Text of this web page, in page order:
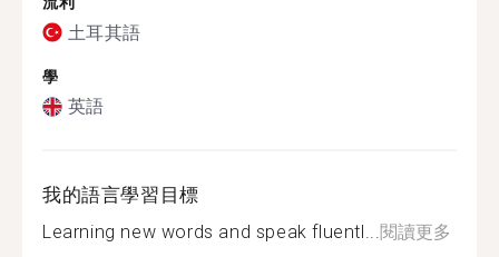
土耳其語
學
英語
我的語言學習目標
Learning new words and speak fluentl...閱讀更多